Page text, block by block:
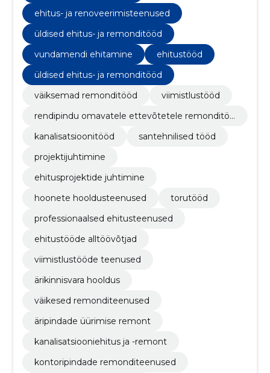
ehitus- ja renoveerimisteenused
üldised ehitus- ja remonditööd
vundamendi ehitamine
ehitustööd
üldised ehitus- ja remonditööd
väiksemad remonditööd
viimistlustööd
rendipindu omavatele ettevõtetele remonditöö
kanalisatsioonitööd
santehnilised tööd
projektijuhtimine
ehitusprojektide juhtimine
hoonete hooldusteenused
torutööd
professionaalsed ehitusteenused
ehitustööde alltöövõtjad
viimistlustööde teenused
ärikinnisvara hooldus
väikesed remonditeenused
äripindade üürimise remont
kanalisatsiooniehitus ja -remont
kontoripindade remonditeenused